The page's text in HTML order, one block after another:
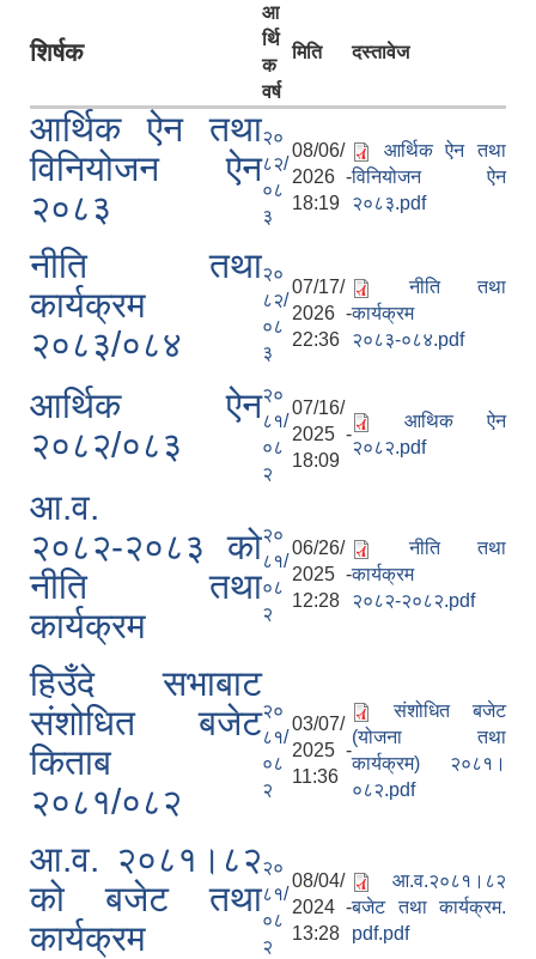
शिर्षक
आ
र्थि
क
वर्ष
मिति दस्तावेज
आर्थिक ऐन तथा
विनियोजन ऐन
२०८३
२०
८२/
०८
३
08/06/
2026 -
18:19
आर्थिक ऐन तथा
विनियोजन ऐन
२०८३.pdf
नीति तथा
कार्यक्रम
२०८३/०८४
२०
८२/
०८
३
07/17/
2026 -
22:36
नीति तथा
कार्यक्रम
२०८३-०८४.pdf
आर्थिक ऐन
२०८२/०८३
२०
८१/
०८
२
07/16/
2025 -
18:09
आथिक ऐन
२०८२.pdf
आ.व.
२०८२-२०८३ को
नीति तथा
कार्यक्रम
२०
८१/
०८
२
06/26/
2025 -
12:28
नीति तथा
कार्यक्रम
२०८२-२०८२.pdf
हिउँदे सभाबाट
संशोधित बजेट
किताब
२०८१/०८२
२०
८१/
०८
२
03/07/
2025 -
11:36
संशोधित बजेट
(योजना तथा
कार्यक्रम) २०८१।
०८२.pdf
आ.व. २०८१।८२
को बजेट तथा
कार्यक्रम
२०
८१/
०८
२
08/04/
2024 -
13:28
आ.व.२०८१।८२
बजेट तथा कार्यक्रम.
pdf.pdf